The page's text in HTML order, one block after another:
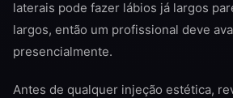
laterais pode fazer lábios já largos
largos, então um profissional deve
presencialmente.
Antes de qualquer injeção estética,